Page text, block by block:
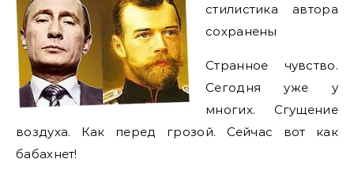
стилистика автора
сохранены
Странное чувство.
Сегодня уже у
многих. Сгущение
воздуха. Как перед грозой. Сейчас вот как
бабахнет!